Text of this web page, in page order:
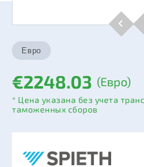
€2248.03 (Евро)
* Цена указана без учета
таможенных сборов